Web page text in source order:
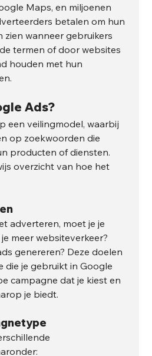
Maps, en miljoenen
betalen om hun
wanneer gebruikers
termen of door websites
houden met hun
Ads?
een veilingmodel, waarbij
op zoekwoorden die
producten of diensten.
overzicht van hoe het
adverteren, moet je je
meer websiteverkeer?
genereren? Deze doelen
die je gebruikt in Google
campagne dat je kiest en
je biedt.